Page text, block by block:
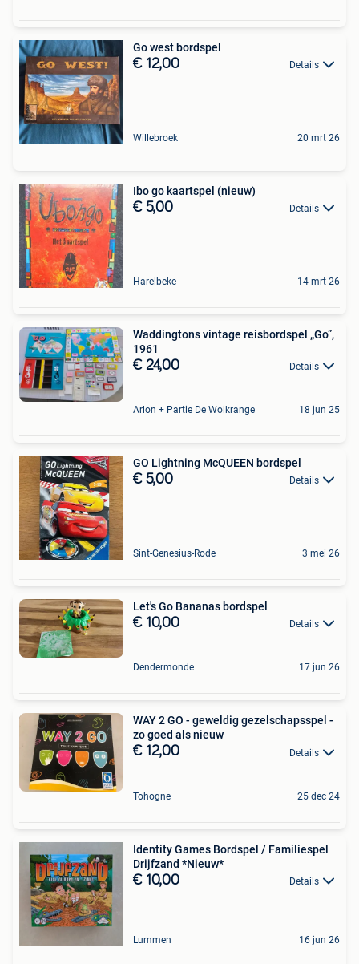
Go west bordspel
€ 12,00 Details
Willebroek 20 mrt 26
Ibo go kaartspel (nieuw)
€ 5,00 Details
Harelbeke 14 mrt 26
Waddingtons vintage reisbordspel „Go”,
1961
€ 24,00 Details
Arlon + Partie De Wolkrange 18 jun 25
GO Lightning McQUEEN bordspel
€ 5,00 Details
Sint-Genesius-Rode 3 mei 26
Let's Go Bananas bordspel
€ 10,00 Details
Dendermonde 17 jun 26
WAY 2 GO - geweldig gezelschapsspel -
zo goed als nieuw
€ 12,00 Details
Tohogne 25 dec 24
Identity Games Bordspel / Familiespel
Drijfzand *Nieuw*
€ 10,00 Details
Lummen 16 jun 26